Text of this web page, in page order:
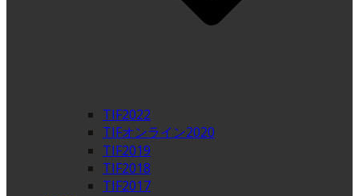
TIF2022
TIFオンライン2020
TIF2019
TIF2018
TIF2017